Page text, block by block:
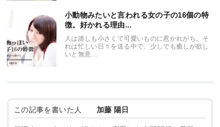
小動物みたいと言われる女の子の16個の特
徴。好かれる理由...
人は誰しも小さくて可愛いものに惹かれがち。そ
れは忙しい日々を送る中で、少しでも癒しが欲し
いと無意...
この記事を書いた人 加藤 陽日